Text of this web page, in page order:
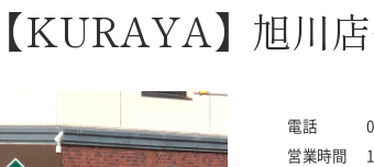
【KURAYA】旭川
電話
営業時間